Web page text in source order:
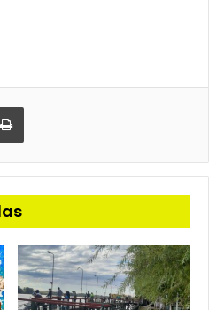
Imprimir